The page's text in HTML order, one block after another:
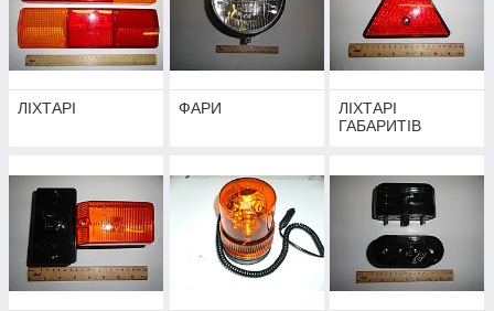
ЛІХТАРІ ФАРИ
ЛІХТАРІ
ГАБАРИТІВ